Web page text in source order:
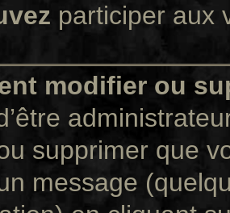
participer aux
modifier ou
supprimer que
message